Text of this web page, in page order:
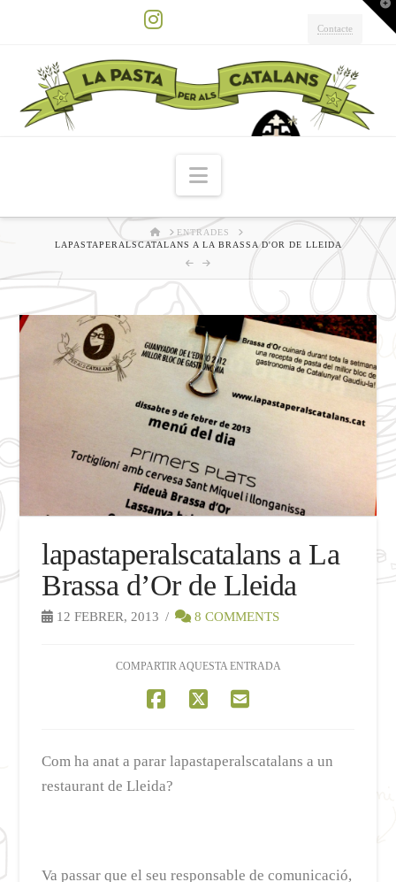
Contacte
Navigation
HOMEENTRADES
LAPASTAPERALSCATALANS A LA BRASSA D'OR DE LLEIDA
lapastaperalscatalans a La
Brassa d’Or de Lleida
12 FEBRER, 2013 8 COMMENTS
COMPARTIR AQUESTA ENTRADA
Com ha anat a parar lapastaperalscatalans a un
restaurant de Lleida?
Va passar que el seu responsable de comunicació,